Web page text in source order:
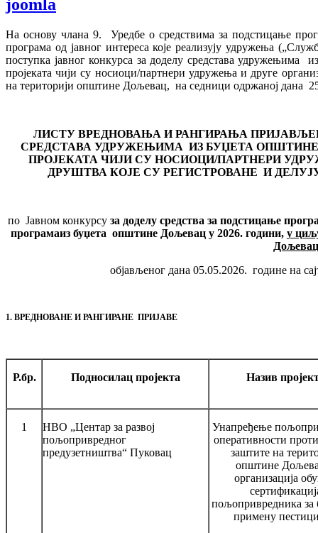
joomla
На основу члана 9. Уредбе о средствима за подстицање
програма од јавног интереса које реализују удружења
поступка јавног конкурса за доделу средстава
пројеката чији су носиоци/партнери удружења и друге
на територији општине Дољевац, на седници одржаној дана
ЛИСТУ ВРЕДНОВАЊА И РАНГИРАЊА
СРЕДСТАВА УДРУЖЕЊИМА ИЗ БУЏЕТА ОПШТИНЕ
ПРОЈЕКАТА ЧИЈИ СУ НОСИОЦИ/ПАРТНЕРИ
ДРУШТВА КОЈЕ СУ РЕГИСТРОВАНЕ И
по Јавном конкурсу за доделу средства за подстицање
програмаиз буџета општине Дољевацу 2026. години, у
објављеног дана 05.05.2026. године на
1. ВРЕДНОВАНЕ И РАНГИРАНЕ ПРИЈАВЕ
Р.бр. Подносилац пројекта Назив
1
НВО „Центар за развој
пољопривредног
предузетништва“ Пуковац
Унапређење
оперативности
заштите на
општине
организација
пољопривредника за
примену